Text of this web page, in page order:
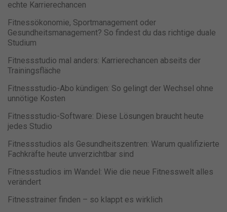
echte Karrierechancen
Fitnessökonomie, Sportmanagement oder
Gesundheitsmanagement? So findest du das richtige duale
Studium
Fitnessstudio mal anders: Karrierechancen abseits der
Trainingsfläche
Fitnessstudio-Abo kündigen: So gelingt der Wechsel ohne
unnötige Kosten
Fitnessstudio-Software: Diese Lösungen braucht heute
jedes Studio
Fitnessstudios als Gesundheitszentren: Warum qualifizierte
Fachkräfte heute unverzichtbar sind
Fitnessstudios im Wandel: Wie die neue Fitnesswelt alles
verändert
Fitnesstrainer finden – so klappt es wirklich